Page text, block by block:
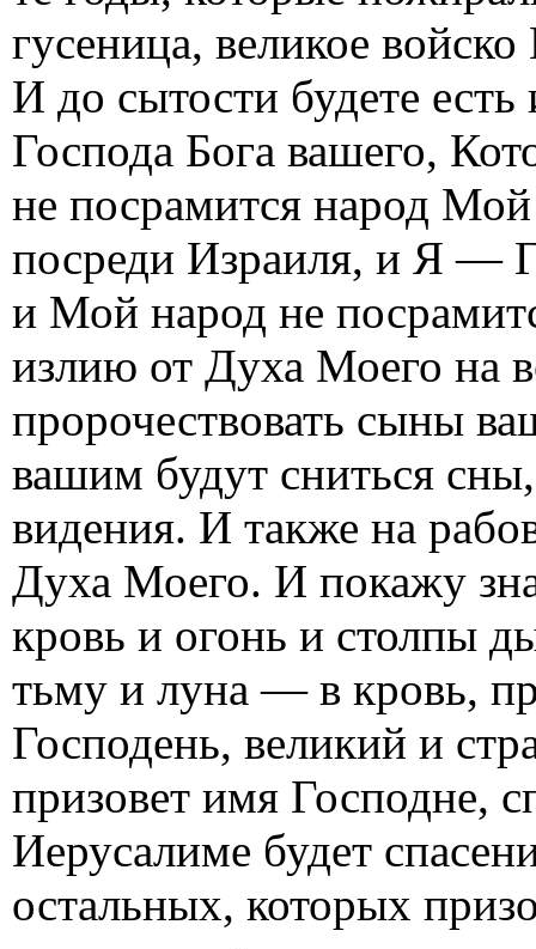
гусеница, великое
И до сытости будете
Господа Бога вашего,
не посрамится народ
посреди Израиля, и Я —
и Мой народ не
излию от Духа Моего на
пророчествовать сыны
вашим будут сниться
видения. И также на
Духа Моего. И покажу
кровь и огонь и столпы
тьму и луна — в кровь,
Господень, великий и
призовет имя Господне,
Иерусалиме будет
остальных, которых